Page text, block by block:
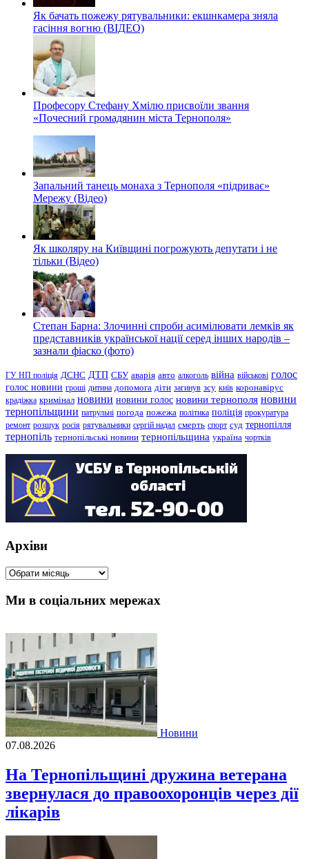
Як бачать пожежу рятувальники: екшнкамера зняла
гасіння вогню (ВІДЕО)
Професору Стефану Хмілю присвоїли звання
«Почесний громадянин міста Тернополя»
Запальний танець монаха з Тернополя «підриває»
Мережу (Відео)
Як школяру на Київщині погрожують депутати і не
тільки (Відео)
Степан Барна: Злочинні спроби асимілювати лемків як
представників української нації серед інших народів –
зазнали фіаско (фото)
ГУ НП поліція ДСНС ДТП СБУ аварія авто алкоголь війна військові голос
голос новини гроші дитина допомога діти загинув зсу київ коронавірус
крадіжка кримінал новини новини голос новини тернополя новини
тернопільщини патрульні погода пожежа політика поліція прокуратура
ремонт розшук росія рятувальники сергій надал смерть спорт суд тернопілля
тернопіль тернопільські новини тернопільщина україна чортків
Архіви
Архіви
Ми в соціальних мережах
Новини
07.08.2026
На Тернопільщині дружина ветерана
звернулася до правоохоронців через дії
лікарів